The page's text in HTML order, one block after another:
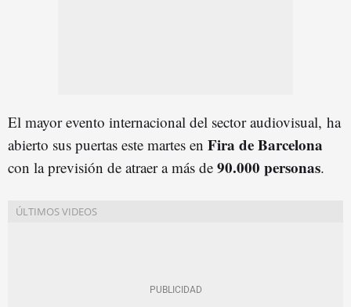
El mayor evento internacional del sector audiovisual, ha
abierto sus puertas este martes en Fira de Barcelona
con la previsión de atraer a más de 90.000 personas.